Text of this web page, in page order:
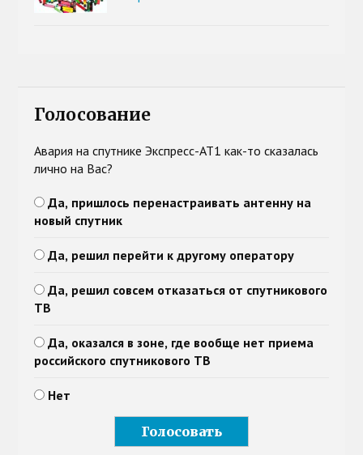
Голосование
Авария на спутнике Экспресс-АТ1 как-то сказалась
лично на Вас?
Да, пришлось перенастраивать антенну на
новый спутник
Да, решил перейти к другому оператору
Да, решил совсем отказаться от спутникового
ТВ
Да, оказался в зоне, где вообще нет приема
российского спутникового ТВ
Нет